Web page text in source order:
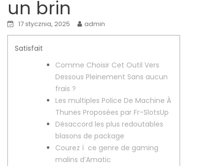
un brin
17 stycznia, 2025 admin
Satisfait
Comme Choisir Cet Outil Vers
Dessous Pleinement Sans aucun
frais ?
Les multiples Police De Machine À
Thunes Proposées par Fr-SlotsUp
Désaccord les plus redoutables
blasons de package
Courez í ce genre de gaming
malins d’Amatic